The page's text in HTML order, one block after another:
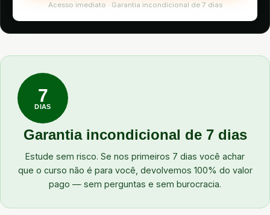
Acesso imediato · Garantia incondicional de 7 dias
7
DIAS
Garantia incondicional de 7 dias
Estude sem risco. Se nos primeiros 7 dias você achar
que o curso não é para você, devolvemos 100% do valor
pago — sem perguntas e sem burocracia.